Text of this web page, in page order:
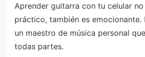
Aprender guitarra con tu celular
práctico, también es emocionante.
un maestro de música personal
todas partes.